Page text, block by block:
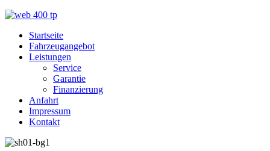
Startseite
Fahrzeugangebot
Leistungen
Service
Garantie
Finanzierung
Anfahrt
Impressum
Kontakt